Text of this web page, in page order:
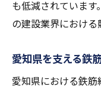
安全性向
効率と安
事故低減
も低減されていま
の建設業界における
愛知県を支える鉄
愛知県における鉄